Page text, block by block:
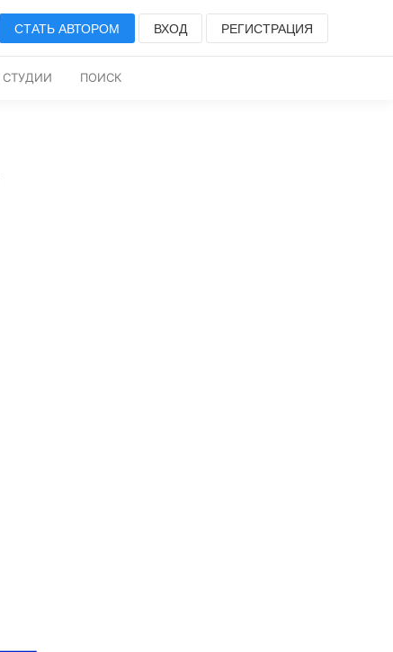
СТАТЬ АВТОРОМ ВХОД РЕГИСТРАЦИЯ
СТУДИИ ПОИСК